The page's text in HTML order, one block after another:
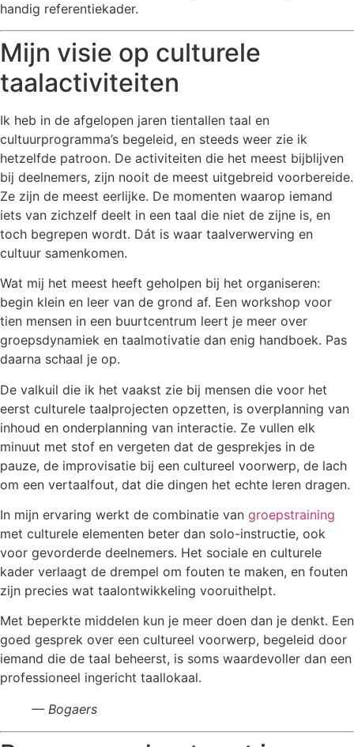
handig referentiekader.
Mijn visie op culturele
taalactiviteiten
Ik heb in de afgelopen jaren tientallen taal en
cultuurprogramma’s begeleid, en steeds weer zie ik
hetzelfde patroon. De activiteiten die het meest bijblijven
bij deelnemers, zijn nooit de meest uitgebreid voorbereide.
Ze zijn de meest eerlijke. De momenten waarop iemand
iets van zichzelf deelt in een taal die niet de zijne is, en
toch begrepen wordt. Dát is waar taalverwerving en
cultuur samenkomen.
Wat mij het meest heeft geholpen bij het organiseren:
begin klein en leer van de grond af. Een workshop voor
tien mensen in een buurtcentrum leert je meer over
groepsdynamiek en taalmotivatie dan enig handboek. Pas
daarna schaal je op.
De valkuil die ik het vaakst zie bij mensen die voor het
eerst culturele taalprojecten opzetten, is overplanning van
inhoud en onderplanning van interactie. Ze vullen elk
minuut met stof en vergeten dat de gesprekjes in de
pauze, de improvisatie bij een cultureel voorwerp, de lach
om een vertaalfout, dat die dingen het echte leren dragen.
In mijn ervaring werkt de combinatie van groepstraining
met culturele elementen beter dan solo-instructie, ook
voor gevorderde deelnemers. Het sociale en culturele
kader verlaagt de drempel om fouten te maken, en fouten
zijn precies wat taalontwikkeling vooruithelpt.
Met beperkte middelen kun je meer doen dan je denkt. Een
goed gesprek over een cultureel voorwerp, begeleid door
iemand die de taal beheerst, is soms waardevoller dan een
professioneel ingericht taallokaal.
— Bogaers